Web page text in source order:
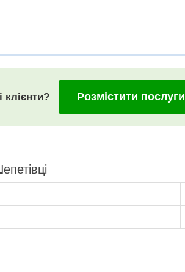
клієнти? Розмістити послуги